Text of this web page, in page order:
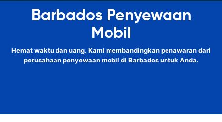
Barbados Penyewaan
Mobil
Hemat waktu dan uang. Kami membandingkan penawaran dari
perusahaan penyewaan mobil di Barbados untuk Anda.